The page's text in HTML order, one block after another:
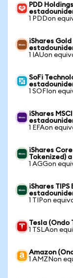
PDD
1 PDDon
iShares
1 IAUon
SoFi
1 SOFIon
iShares
1 EFAon
iShares
Tokenized)
1 AGGon
iShares
1 TIPon
Tesla (Ondo
1 TSLAon
Amazon
1 AMZNon